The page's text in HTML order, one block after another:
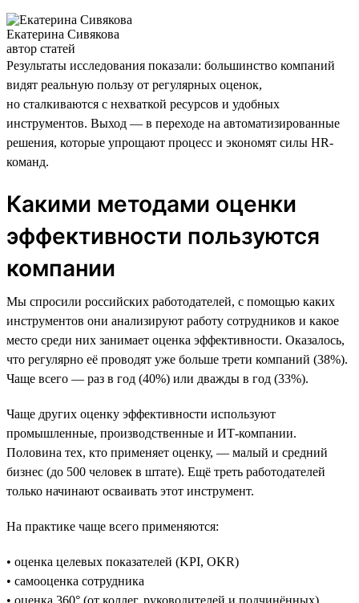
Екатерина Сивякова
автор статей
Результаты исследования показали: большинство компаний
видят реальную пользу от регулярных оценок,
но сталкиваются с нехваткой ресурсов и удобных
инструментов. Выход — в переходе на автоматизированные
решения, которые упрощают процесс и экономят силы HR-
команд.
Какими методами оценки
эффективности пользуются
компании
Мы спросили российских работодателей, с помощью каких
инструментов они анализируют работу сотрудников и какое
место среди них занимает оценка эффективности. Оказалось,
что регулярно её проводят уже больше трети компаний (38%).
Чаще всего — раз в год (40%) или дважды в год (33%).
Чаще других оценку эффективности используют
промышленные, производственные и ИТ-компании.
Половина тех, кто применяет оценку, — малый и средний
бизнес (до 500 человек в штате). Ещё треть работодателей
только начинают осваивать этот инструмент.
На практике чаще всего применяются:
• оценка целевых показателей (KPI, OKR)
• самооценка сотрудника
• оценка 360° (от коллег, руководителей и подчинённых)